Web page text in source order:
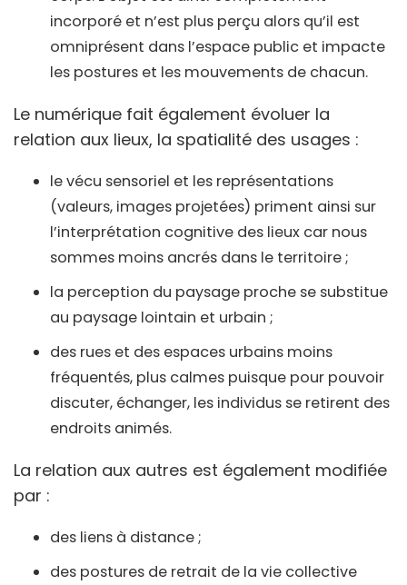
incorporé et n’est plus perçu alors qu’il est
omniprésent dans l’espace public et impacte
les postures et les mouvements de chacun.
Le numérique fait également évoluer la
relation aux lieux, la spatialité des usages :
le vécu sensoriel et les représentations
(valeurs, images projetées) priment ainsi sur
l’interprétation cognitive des lieux car nous
sommes moins ancrés dans le territoire ;
la perception du paysage proche se substitue
au paysage lointain et urbain ;
des rues et des espaces urbains moins
fréquentés, plus calmes puisque pour pouvoir
discuter, échanger, les individus se retirent des
endroits animés.
La relation aux autres est également modifiée
par :
des liens à distance ;
des postures de retrait de la vie collective